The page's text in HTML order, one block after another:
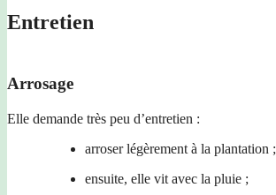
Entretien
Arrosage
Elle demande très peu d’entretien :
arroser légèrement à la plantation ;
ensuite, elle vit avec la pluie ;